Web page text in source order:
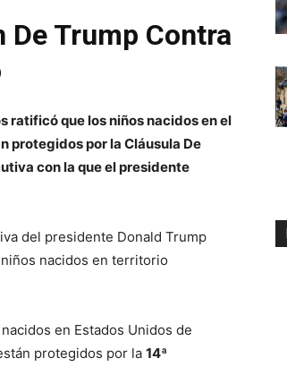
De Trump Contra
ratificó que los niños nacidos en el
protegidos por la Cláusula De
con la que el presidente
del presidente Donald Trump
nacidos en territorio
en Estados Unidos de
protegidos por la 14ª